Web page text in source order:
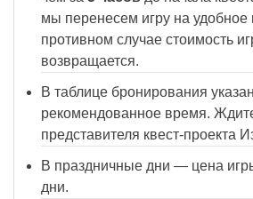
мы перенесем игру на
противном случае стоимость
возвращается.
В таблице бронирования
рекомендованное время.
представителя квест-проекта
В праздничные дни — цена
дни.